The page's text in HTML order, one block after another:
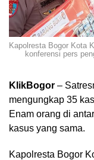
Kapolresta Bogor Kota
konferensi pers
KlikBogor –
mengungkap 35
Enam orang di
kasus yang sama.
Kapolresta Bogor